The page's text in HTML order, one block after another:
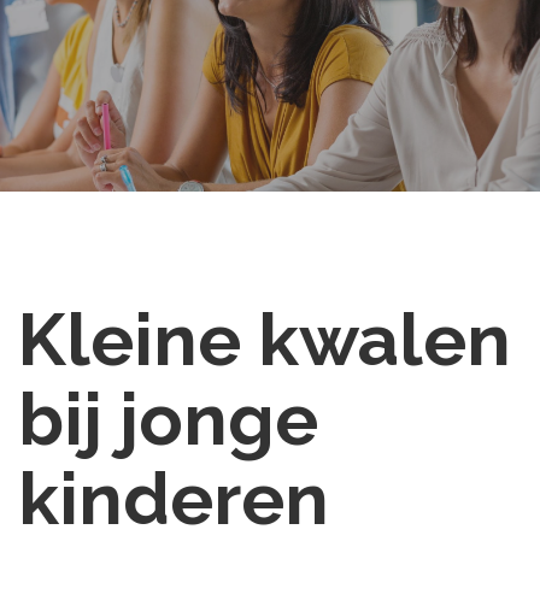
Kleine kwalen
bij jonge
kinderen